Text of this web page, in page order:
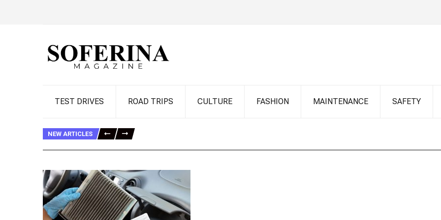
TEST DRIVES ROAD TRIPS CULTURE FASHION MAINTENANCE SAFETY
NEW ARTICLES